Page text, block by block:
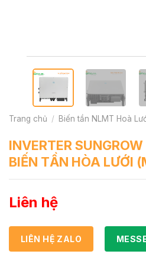
Trang chủ / Biến tần NLMT Hoà
INVERTER
BIẾN TẦN HÒA LƯỚI
Liên hệ
LIÊN HỆ ZALO